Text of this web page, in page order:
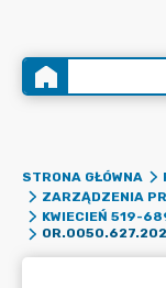
STRONA GŁÓWNA
ZARZĄDZENIA
KWIECIEŃ 519-